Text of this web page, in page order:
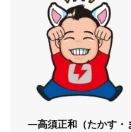
―高須正和（たかす・